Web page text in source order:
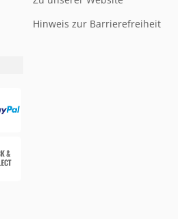
Hinweis zur Barrierefreiheit